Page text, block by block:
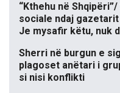
“Kthehu në
sociale ndaj
Je mysafir këtu, nuk
Sherri në burgun e
plagoset anëtari i
si nisi konflikti